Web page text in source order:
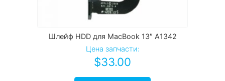
Шлейф HDD для MacBook 13″ A1342
Цена запчасти:
$33.00